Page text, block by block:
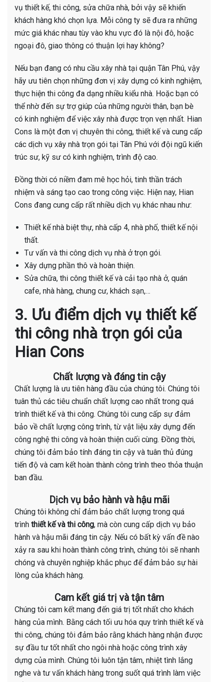
vụ thiết kế, thi công, sửa chữa nhà, bởi vậy sẽ khiến
khách hàng khó chọn lựa. Mỗi công ty sẽ đưa ra những
mức giá khác nhau tùy vào khu vực đó là nội đô, hoặc
ngoại đô, giao thông có thuận lợi hay không?
Nếu bạn đang có nhu cầu xây nhà tại quận Tân Phú, vậy
hãy ưu tiên chọn những đơn vị xây dựng có kinh nghiệm,
thực hiện thi công đa dạng nhiều kiểu nhà. Hoặc bạn có
thể nhờ đến sự trợ giúp của những người thân, bạn bè
có kinh nghiệm để việc xây nhà được trọn vẹn nhất. Hian
Cons là một đơn vị chuyên thi công, thiết kế và cung cấp
các dịch vụ xây nhà trọn gói tại Tân Phú với đội ngũ kiến
trúc sư, kỹ sư có kinh nghiệm, trình độ cao.
Đồng thời có niềm đam mê học hỏi, tinh thần trách
nhiệm và sáng tạo cao trong công việc. Hiện nay, Hian
Cons đang cung cấp rất nhiều dịch vụ khác nhau như:
Thiết kế nhà biệt thự, nhà cấp 4, nhà phố, thiết kế nội
thất.
Tư vấn và thi công dịch vụ nhà ở trọn gói.
Xây dựng phần thô và hoàn thiện.
Sửa chữa, thi công thiết kế và cải tạo nhà ở, quán
cafe, nhà hàng, chung cư, khách sạn,…
3. Ưu điểm dịch vụ thiết kế
thi công nhà trọn gói của
Hian Cons
Chất lượng và đáng tin cậy
Chất lượng là ưu tiên hàng đầu của chúng tôi. Chúng tôi
tuân thủ các tiêu chuẩn chất lượng cao nhất trong quá
trình thiết kế và thi công. Chúng tôi cung cấp sự đảm
bảo về chất lượng công trình, từ vật liệu xây dựng đến
công nghệ thi công và hoàn thiện cuối cùng. Đồng thời,
chúng tôi đảm bảo tính đáng tin cậy và tuân thủ đúng
tiến độ và cam kết hoàn thành công trình theo thỏa thuận
ban đầu.
Dịch vụ bảo hành và hậu mãi
Chúng tôi không chỉ đảm bảo chất lượng trong quá
trình thiết kế và thi công, mà còn cung cấp dịch vụ bảo
hành và hậu mãi đáng tin cậy. Nếu có bất kỳ vấn đề nào
xảy ra sau khi hoàn thành công trình, chúng tôi sẽ nhanh
chóng và chuyên nghiệp khắc phục để đảm bảo sự hài
lòng của khách hàng.
Cam kết giá trị và tận tâm
Chúng tôi cam kết mang đến giá trị tốt nhất cho khách
hàng của mình. Bằng cách tối ưu hóa quy trình thiết kế và
thi công, chúng tôi đảm bảo rằng khách hàng nhận được
sự đầu tư tốt nhất cho ngôi nhà hoặc công trình xây
dựng của mình. Chúng tôi luôn tận tâm, nhiệt tình lắng
nghe và tư vấn khách hàng trong suốt quá trình làm việc